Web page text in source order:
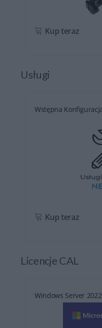
Kup teraz
Usługi
Wstępna
Kup teraz
Licencje CAL
Windows Server